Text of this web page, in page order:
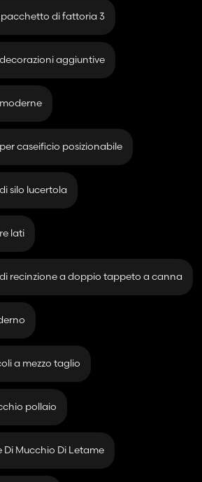
pacchetto di fattoria 3
aggiuntive
caseificio posizionabile
silo lucertola
lati
recinzione a doppio tappeto a canna
a mezzo taglio
pollaio
Di Mucchio Di Letame